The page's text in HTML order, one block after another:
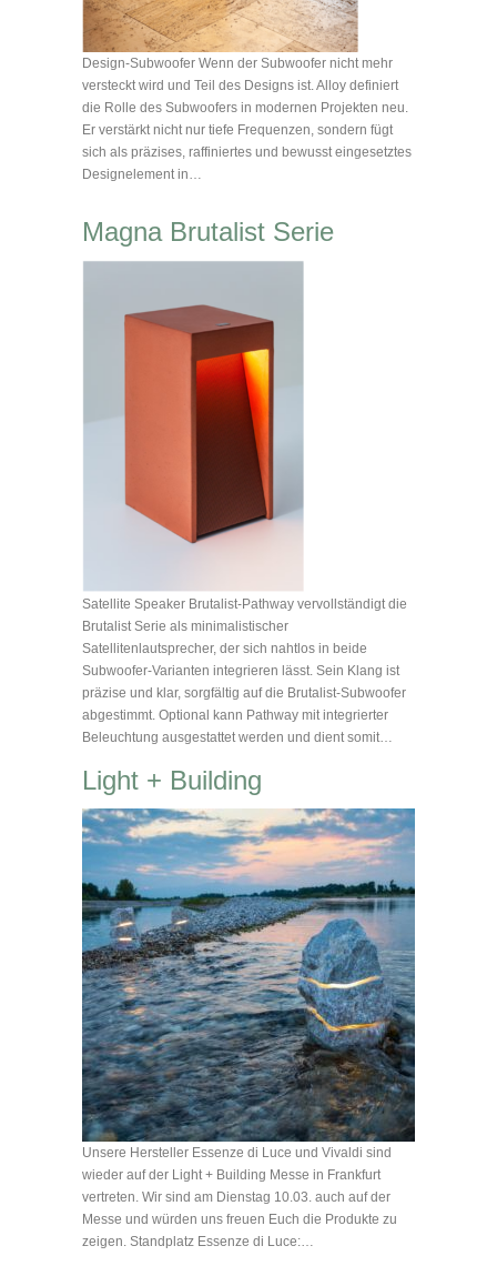
Design-Subwoofer Wenn der Subwoofer nicht mehr
versteckt wird und Teil des Designs ist. Alloy definiert
die Rolle des Subwoofers in modernen Projekten neu.
Er verstärkt nicht nur tiefe Frequenzen, sondern fügt
sich als präzises, raffiniertes und bewusst eingesetztes
Designelement in…
Magna Brutalist Serie
Satellite Speaker Brutalist-Pathway vervollständigt die
Brutalist Serie als minimalistischer
Satellitenlautsprecher, der sich nahtlos in beide
Subwoofer-Varianten integrieren lässt. Sein Klang ist
präzise und klar, sorgfältig auf die Brutalist-Subwoofer
abgestimmt. Optional kann Pathway mit integrierter
Beleuchtung ausgestattet werden und dient somit…
Light + Building
Unsere Hersteller Essenze di Luce und Vivaldi sind
wieder auf der Light + Building Messe in Frankfurt
vertreten. Wir sind am Dienstag 10.03. auch auf der
Messe und würden uns freuen Euch die Produkte zu
zeigen. Standplatz Essenze di Luce:…